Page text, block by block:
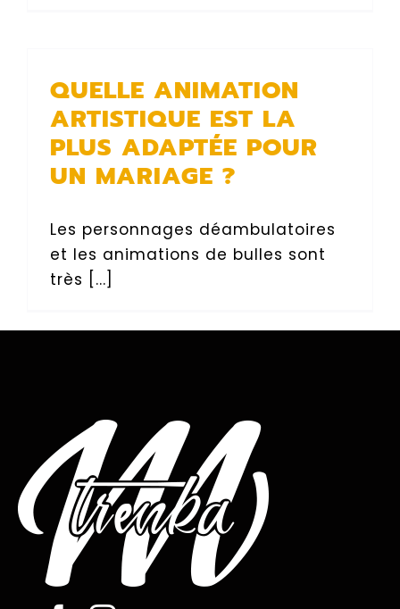
QUELLE ANIMATION
ARTISTIQUE EST LA
PLUS ADAPTÉE POUR
UN MARIAGE ?
Les personnages déambulatoires
et les animations de bulles sont
très [...]